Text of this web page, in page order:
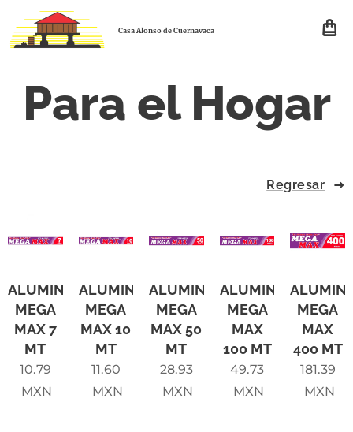
Casa Alonso de Cuernavaca
Para el Hogar
Regresar
ALUMINIO
MEGA
MAX 7
MT
10.79
MXN
ALUMINIO
MEGA
MAX 10
MT
11.60
MXN
ALUMINIO
MEGA
MAX 50
MT
28.93
MXN
ALUMINIO
MEGA
MAX
100 MT
49.73
MXN
MEGA
MAX
400 MT
181.39
MXN